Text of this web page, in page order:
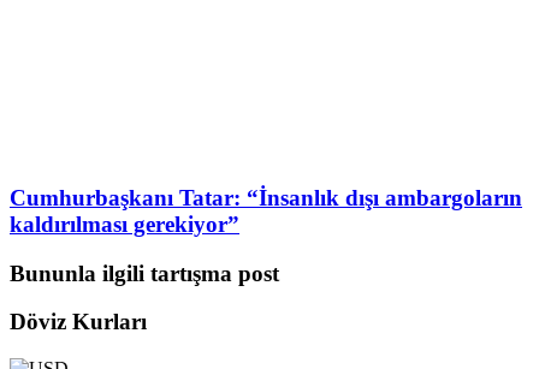
Cumhurbaşkanı Tatar: “İnsanlık dışı ambargoların
kaldırılması gerekiyor”
Bununla ilgili tartışma post
Döviz Kurları